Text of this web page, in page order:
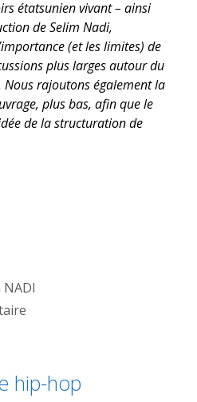
étatsunien vivant – ainsi
de Selim Nadi,
(et les limites) de
plus larges autour du
rajoutons également la
plus bas, afin que le
de la structuration de
NADI
hip-hop